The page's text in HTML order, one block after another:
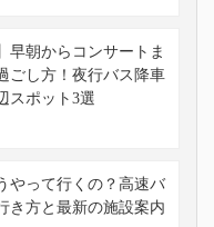
早朝からコンサートま
ごし方！夜行バス降車
スポット3選
やって行くの？高速バ
き方と最新の施設案内